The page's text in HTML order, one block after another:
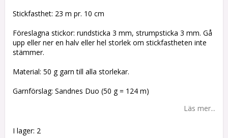
Stickfasthet: 23 m pr. 10 cm
Föreslagna stickor: rundsticka 3 mm, strumpsticka 3 mm. Gå
upp eller ner en halv eller hel storlek om stickfastheten inte
stämmer.
Material: 50 g garn till alla storlekar.
Garnförslag: Sandnes Duo (50 g = 124 m)
Läs mer...
I lager: 2